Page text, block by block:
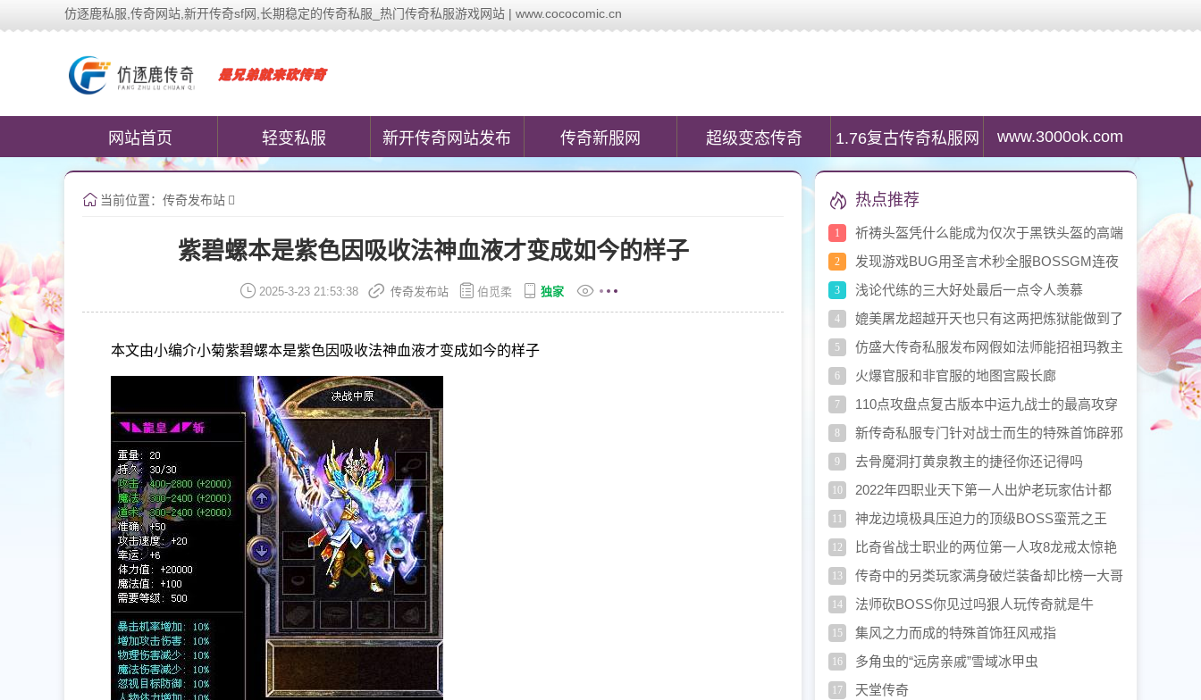
仿逐鹿私服,传奇网站,新开传奇sf网,长期稳定的传奇私服_热门传奇私服游戏网站 | www.cococomic.cn
网站首页 轻变私服 新开传奇网站发布 传奇新服网 超级变态传奇 1.76复古传奇私服网 www.3000ok.com
当前位置： 传奇发布站
紫碧螺本是紫色因吸收法神血液才变成如今的样子
2025-3-23 21:53:38 传奇发布站 伯觅柔 独家
本文由小编介小菊紫碧螺本是紫色因吸收法神血液才变成如今的样子
热点推荐
1
祈祷头盔凭什么能成为仅次于黑铁头盔的高端
装备
2
发现游戏BUG用圣言术秒全服BOSSGM连夜
回档
3 浅论代练的三大好处最后一点令人羡慕
4 媲美屠龙超越开天也只有这两把炼狱能做到了
5
仿盛大传奇私服发布网假如法师能招祖玛教主
做宠物练级打宝就不用愁了吗
6 火爆官服和非官服的地图宫殿长廊
7
110点攻盘点复古版本中运九战士的最高攻穿
搭
8
新传奇私服专门针对战士而生的特殊首饰辟邪
手镯
9 去骨魔洞打黄泉教主的捷径你还记得吗
10
2022年四职业天下第一人出炉老玩家估计都
不认得
11 神龙边境极具压迫力的顶级BOSS蛮荒之王
12 比奇省战士职业的两位第一人攻8龙戒太惊艳
13
传奇中的另类玩家满身破烂装备却比榜一大哥
还富有
14 法师砍BOSS你见过吗狠人玩传奇就是牛
15 集风之力而成的特殊首饰狂风戒指
16 多角虫的“远房亲戚”雪域冰甲虫
17 天堂传奇